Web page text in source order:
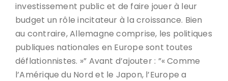
investissement public et de faire jouer à leur
budget un rôle incitateur à la croissance. Bien
au contraire, Allemagne comprise, les politiques
publiques nationales en Europe sont toutes
déflationnistes. »” Avant d’ajouter : ”« Comme
l’Amérique du Nord et le Japon, l’Europe a